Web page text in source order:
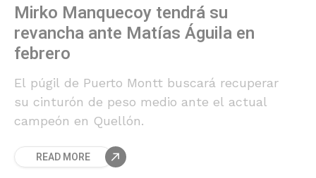
Mirko Manquecoy tendrá su
revancha ante Matías Águila en
febrero
El púgil de Puerto Montt buscará recuperar
su cinturón de peso medio ante el actual
campeón en Quellón.
READ MORE